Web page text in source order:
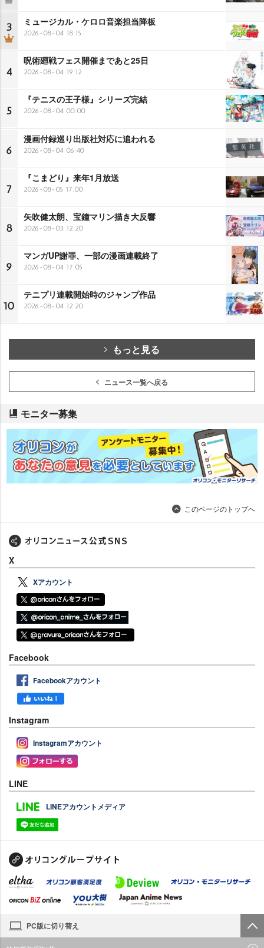
3 ミュージカル・ケロロ音楽担当降板
2026-08-04 18:15
4
呪術廻戦フェス開催まであと25日
2026-08-04 19:12
5
『テニスの王子様』シリーズ完結
2026-08-04 00:00
6
漫画付録巡り出版社対応に追われる
2026-08-04 06:40
7
『こまどり』来年1月放送
2026-08-05 17:00
8
矢吹健太朗、宝鐘マリン描き大反響
2026-08-03 12:20
9
マンガUP謝罪、一部の漫画連載終了
2026-08-04 17:05
10
テニプリ連載開始時のジャンプ作品
2026-08-04 12:20
もっと見る
ニュース一覧へ戻る
モニター募集
このページのトップへ
X
Xアカウント
Facebook
Facebookアカウント
Instagram
Instagramアカウント
LINE
LINEアカウントメディア
PC版に切り替え